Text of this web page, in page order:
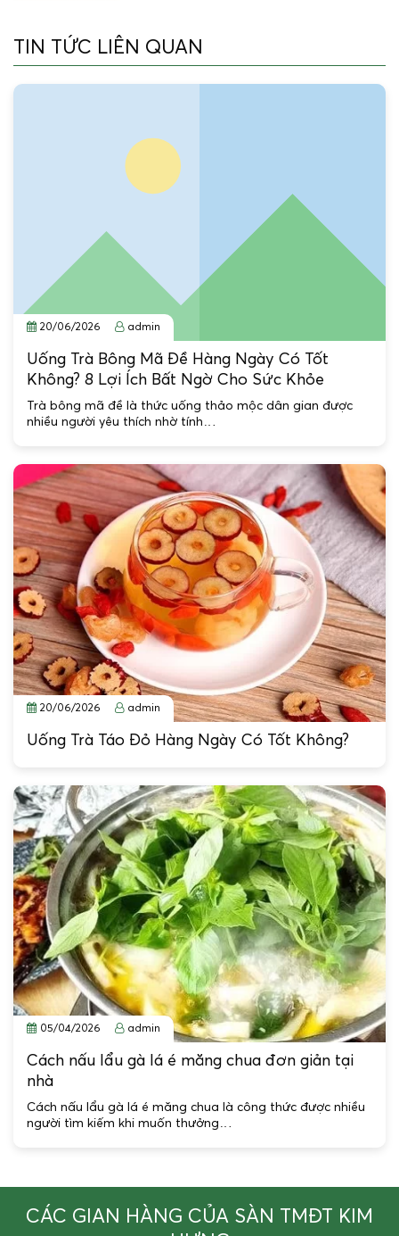
TIN TỨC LIÊN QUAN
20/06/2026 admin
Uống Trà Bông Mã Đề Hàng Ngày Có Tốt
Không? 8 Lợi Ích Bất Ngờ Cho Sức Khỏe
Trà bông mã đề là thức uống thảo mộc dân gian được
nhiều người yêu thích nhờ tính…
20/06/2026 admin
Uống Trà Táo Đỏ Hàng Ngày Có Tốt Không?
05/04/2026 admin
Cách nấu lẩu gà lá é măng chua đơn giản tại
nhà
Cách nấu lẩu gà lá é măng chua là công thức được nhiều
người tìm kiếm khi muốn thưởng…
CÁC GIAN HÀNG CỦA SÀN TMĐT KIM